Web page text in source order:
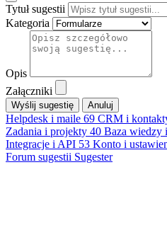
Tytuł sugestii
Kategoria
Opis
Załączniki
Anuluj
Helpdesk i maile 69 CRM i
Zadania i projekty 40 Baza wiedzy
Integracje i API 53 Konto i
Forum sugestii Sugester